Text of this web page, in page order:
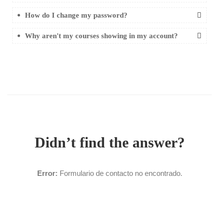
How do I change my password?
Why aren't my courses showing in my account?
Didn’t find the answer?
Error: Formulario de contacto no encontrado.